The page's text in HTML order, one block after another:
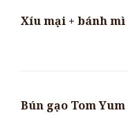
Xíu mại + bánh mì
Bún gạo Tom Yum